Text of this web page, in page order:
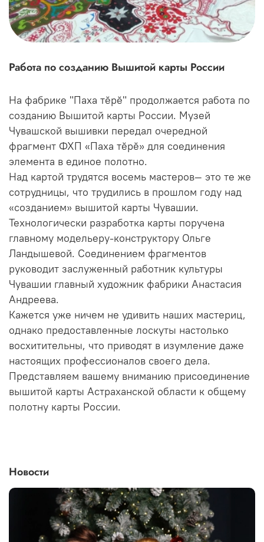
Работа по созданию Вышитой карты России
На фабрике "Паха тĕрĕ" продолжается работа по
созданию Вышитой карты России. Музей
Чувашской вышивки передал очередной
фрагмент ФХП «Паха тĕрĕ» для соединения
элемента в единое полотно.
Над картой трудятся восемь мастеров— это те же
сотрудницы, что трудились в прошлом году над
«созданием» вышитой карты Чувашии.
Технологически разработка карты поручена
главному модельеру-конструктору Ольге
Ландышевой. Соединением фрагментов
руководит заслуженный работник культуры
Чувашии главный художник фабрики Анастасия
Андреева.
Кажется уже ничем не удивить наших мастериц,
однако предоставленные лоскуты настолько
восхитительны, что приводят в изумление даже
настоящих профессионалов своего дела.
Представляем вашему вниманию присоединение
вышитой карты Астраханской области к общему
полотну карты России.
Новости